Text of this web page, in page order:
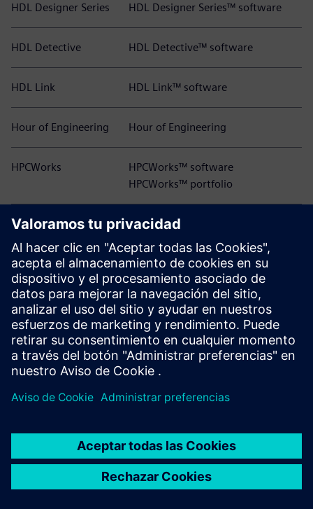
HDL Designer Series HDL Designer Series™ software
HDL Detective HDL Detective™ software
HDL Link HDL Link™ software
Hour of Engineering Hour of Engineering
HPCWorks
HPCWorks™ software
HPCWorks™ portfolio
HPCWorks Access HPCWorks™ Access software
HPCWorks Allocator HPCWorks™ Allocator software
HPCWorks Breeze HPCWorks™ Breeze™ software
HPCWorks Control HPCWorks™ Control software
Software Usage
Usage Analytics software
HPCWorks Flowtracer HPCWorks™ Flowtracer™ software